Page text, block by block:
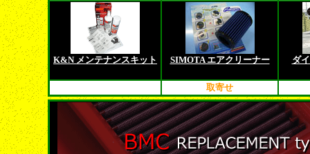
K&N メンテナンスキット SIMOTA エアクリーナー ダ
取寄せ